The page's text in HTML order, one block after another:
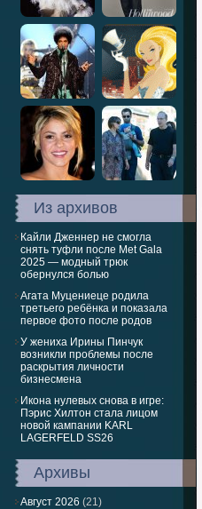
Из архивов
Кайли Дженнер не смогла
снять туфли после Met Gala
2025 — модный трюк
обернулся болью
Агата Муцениеце родила
третьего ребёнка и показала
первое фото после родов
У жениха Ирины Пинчук
возникли проблемы после
раскрытия личности
бизнесмена
Икона нулевых снова в игре:
Пэрис Хилтон стала лицом
новой кампании KARL
LAGERFELD SS26
Архивы
Август 2026 (21)